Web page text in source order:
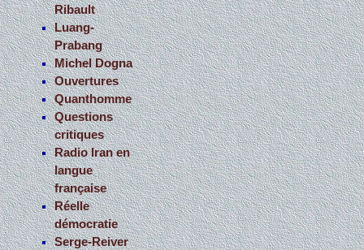
Ribault
Luang-
Prabang
Michel Dogna
Ouvertures
Quanthomme
Questions
critiques
Radio Iran en
langue
française
Réelle
démocratie
Serge-Reiver